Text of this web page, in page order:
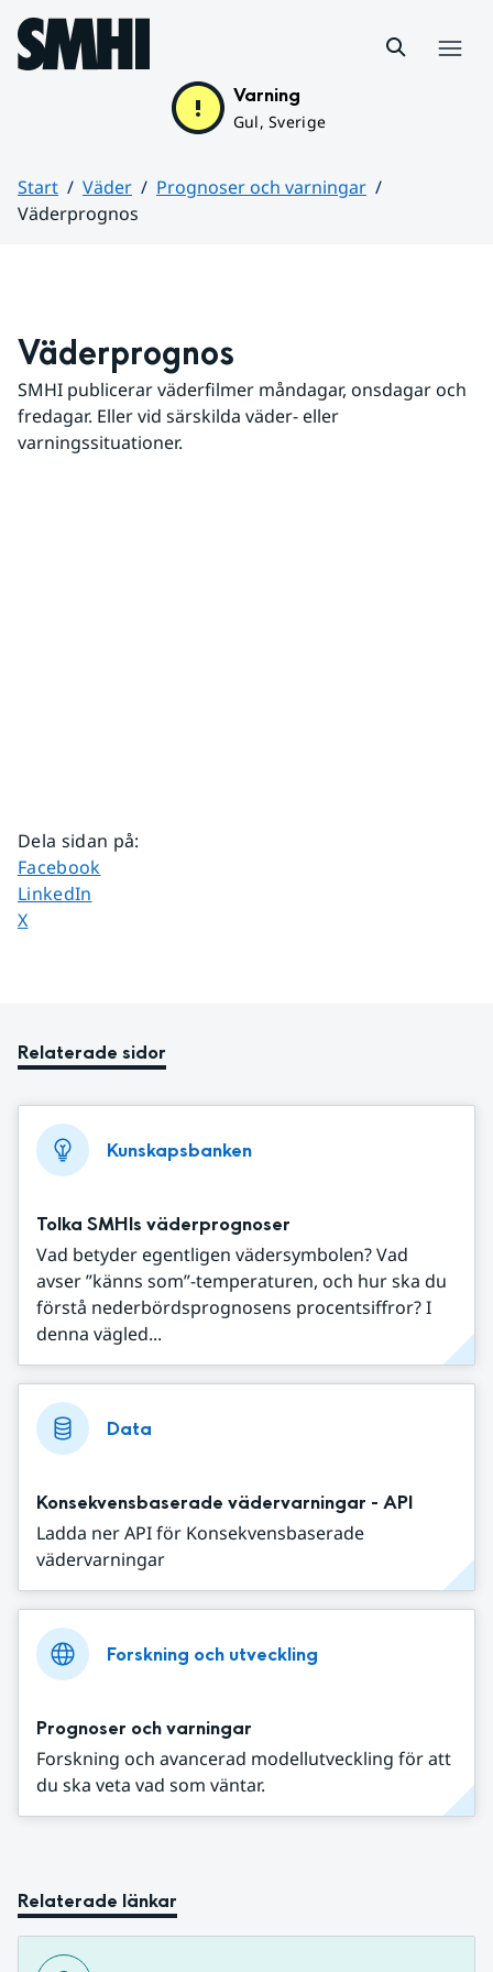
Hoppa till sidans innehåll
Varning
Gul, Sverige
Start Väder
Prognoser och varningar
Väderprognos
Väderprognos
SMHI publicerar väderfilmer måndagar, onsdagar och
fredagar. Eller vid särskilda väder- eller
varningssituationer.
Dela sidan på:
Dela sidan på
Facebook
Dela sidan på
LinkedIn
Dela sidan på
X
Relaterade sidor
Kunskapsbanken
Tolka SMHIs väderprognoser
Vad betyder egentligen vädersymbolen? Vad
avser ”känns som”-temperaturen, och hur ska du
förstå nederbördsprognosens procentsiffror? I
denna vägled...
Data
Konsekvensbaserade vädervarningar - API
Ladda ner API för Konsekvensbaserade
vädervarningar
Forskning och utveckling
Prognoser och varningar
Forskning och avancerad modellutveckling för att
du ska veta vad som väntar.
Relaterade länkar